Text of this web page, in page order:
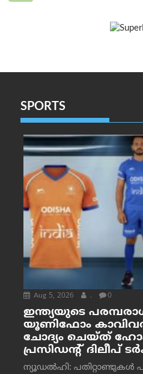
SPORTS
Aug 5, 2026 . 0
ഇന്ത്യയുടെ
യൂണിഫോം
ചോദ്യം ചെയ്ത്
പ്രസിഡന്റ് ദിലീപ്
ന്യൂഡൽഹി: പതിറ്റാണ്ടുകൾ